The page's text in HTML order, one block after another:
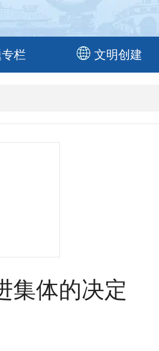
栏 文明创建
集体的决定